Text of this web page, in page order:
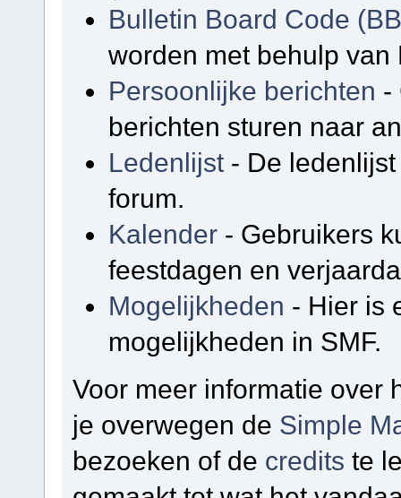
Bulletin Board Code
worden met behulp
Persoonlijke berichten -
berichten sturen naar
Ledenlijst - De
forum.
Kalender - Gebruikers
feestdagen en
Mogelijkheden - Hier is
mogelijkheden in SMF.
Voor meer informatie over
je overwegen de Simple
bezoeken of de credits te